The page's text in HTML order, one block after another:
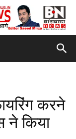
करने
ने किया